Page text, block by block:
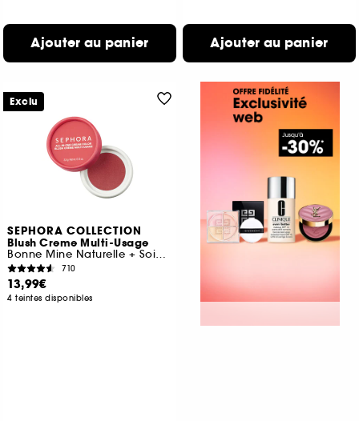
Ajouter au panier Ajouter au panier
SEPHORA COLLECTION
Blush Creme Multi-Usage
Bonne Mine Naturelle + Soin Anti-Teint Terne
710
13,99€
4 teintes disponibles
Exclu